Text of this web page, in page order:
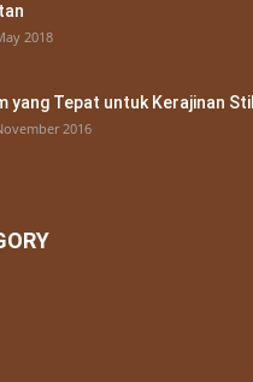
2018
yang Tepat untuk Kerajinan
2016